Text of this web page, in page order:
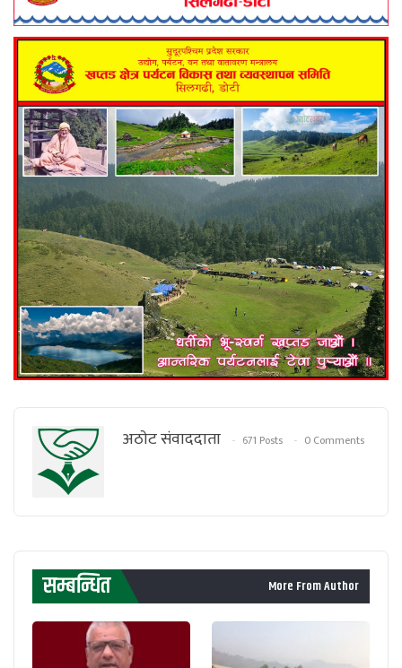
अठाेट संवाददाता 671 Posts 0 Comments
सम्बन्धित More From Author